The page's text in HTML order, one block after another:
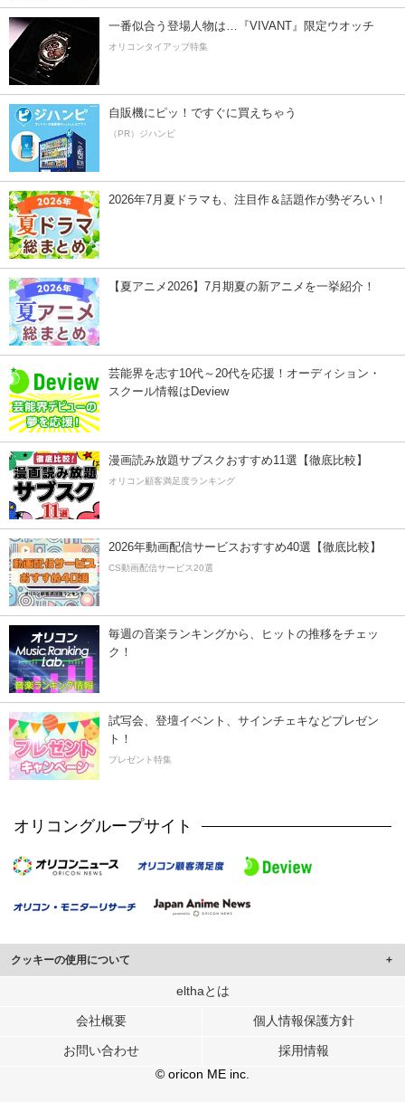
一番似合う登場人物は…『VIVANT』限定ウオッチ
オリコンタイアップ特集
自販機にピッ！ですぐに買えちゃう
（PR）ジハンピ
2026年7月夏ドラマも、注目作＆話題作が勢ぞろい！
【夏アニメ2026】7月期夏の新アニメを一挙紹介！
芸能界を志す10代～20代を応援！オーディション・
スクール情報はDeview
漫画読み放題サブスクおすすめ11選【徹底比較】
オリコン顧客満足度ランキング
2026年動画配信サービスおすすめ40選【徹底比較】
CS動画配信サービス20選
毎週の音楽ランキングから、ヒットの推移をチェッ
ク！
試写会、登壇イベント、サインチェキなどプレゼン
ト！
プレゼント特集
オリコングループサイト
クッキーの使用について
このサイトでは Cookie を使用して、ユーザーに合わせたコンテンツや広告の
行っています。
メディアや広告配信、データ解析の各パートナーに提供しています。
各パートナーは、この情報とユーザーが各パートナーに提供した他の情報や、
ユーザーが各パートナーのサービスを使用したときに収集した他の情報を組み
elthaとは
会社概要 個人情報保護方針
お問い合わせ
採用情報
© oricon ME inc.